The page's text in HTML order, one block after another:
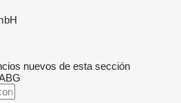
nuevos de esta sección